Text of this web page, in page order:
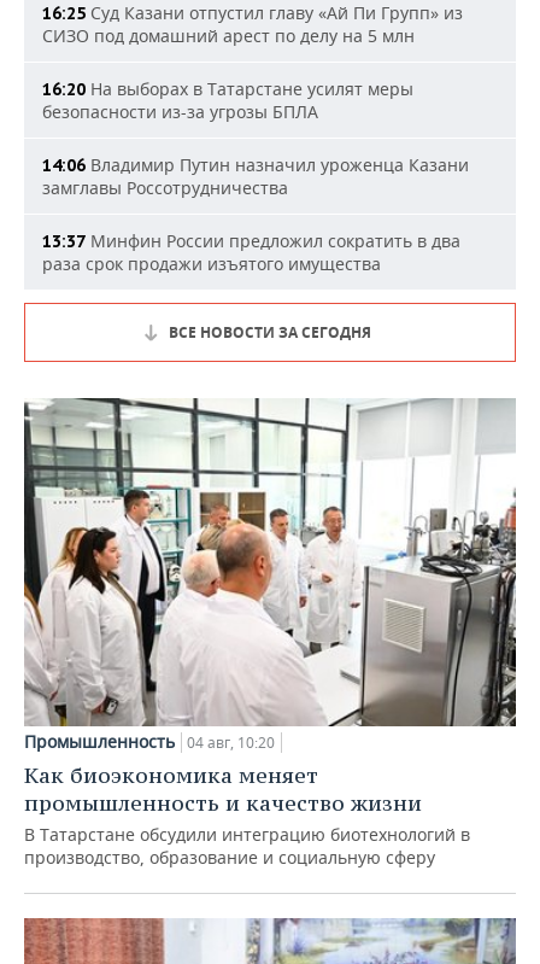
16:25 Суд Казани отпустил главу «Ай Пи Групп» из
СИЗО под домашний арест по делу на 5 млн
16:20 На выборах в Татарстане усилят меры
безопасности из-за угрозы БПЛА
14:06 Владимир Путин назначил уроженца Казани
замглавы Россотрудничества
13:37 Минфин России предложил сократить в два
раза срок продажи изъятого имущества
ВСЕ НОВОСТИ ЗА СЕГОДНЯ
Промышленность 04 авг, 10:20
Как биоэкономика меняет
промышленность и качество жизни
В Татарстане обсудили интеграцию биотехнологий в
производство, образование и социальную сферу